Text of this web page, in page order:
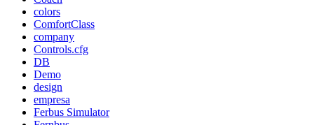
colors
ComfortClass
company
Controls.cfg
DB
Demo
design
empresa
Ferbus Simulator